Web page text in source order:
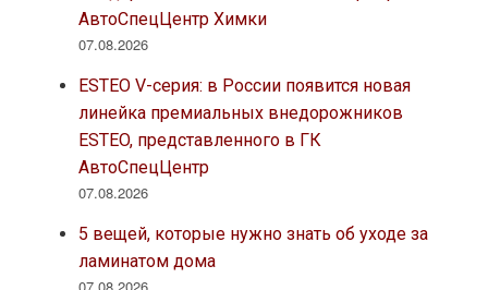
АвтоСпецЦентр Химки
07.08.2026
ESTEO V-серия: в России появится новая
линейка премиальных внедорожников
ESTEO, представленного в ГК
АвтоСпецЦентр
07.08.2026
5 вещей, которые нужно знать об уходе за
ламинатом дома